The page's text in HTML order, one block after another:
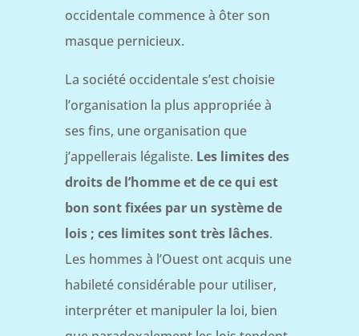
occidentale commence à ôter son
masque pernicieux.
La société occidentale s’est choisie
l’organisation la plus appropriée à
ses fins, une organisation que
j’appellerais légaliste. Les limites des
droits de l’homme et de ce qui est
bon sont fixées par un système de
lois ; ces limites sont très lâches.
Les hommes à l’Ouest ont acquis une
habileté considérable pour utiliser,
interpréter et manipuler la loi, bien